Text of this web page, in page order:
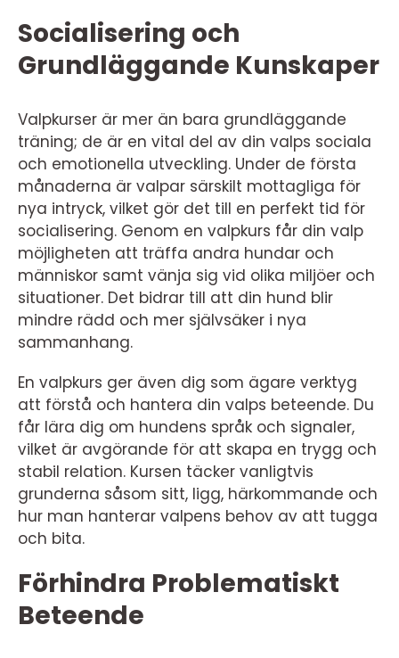
Socialisering och
Grundläggande Kunskaper
Valpkurser är mer än bara grundläggande
träning; de är en vital del av din valps sociala
och emotionella utveckling. Under de första
månaderna är valpar särskilt mottagliga för
nya intryck, vilket gör det till en perfekt tid för
socialisering. Genom en valpkurs får din valp
möjligheten att träffa andra hundar och
människor samt vänja sig vid olika miljöer och
situationer. Det bidrar till att din hund blir
mindre rädd och mer självsäker i nya
sammanhang.
En valpkurs ger även dig som ägare verktyg
att förstå och hantera din valps beteende. Du
får lära dig om hundens språk och signaler,
vilket är avgörande för att skapa en trygg och
stabil relation. Kursen täcker vanligtvis
grunderna såsom sitt, ligg, härkommande och
hur man hanterar valpens behov av att tugga
och bita.
Förhindra Problematiskt
Beteende